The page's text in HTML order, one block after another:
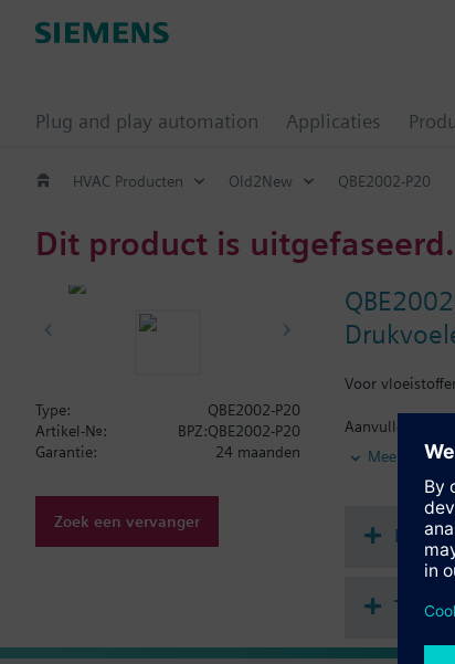
Plug and play automation Applicaties
HVAC Producten Old2New QBE2002-P20
Dit product is uitgefaseerd.
Voor
Aanvullende
Geschikt voor
Meer
Type:
QBE2002-P20
Artikel-Nr.:
BPZ:QBE2002-P20
Garantie:
24 maanden
Zoek een vervanger